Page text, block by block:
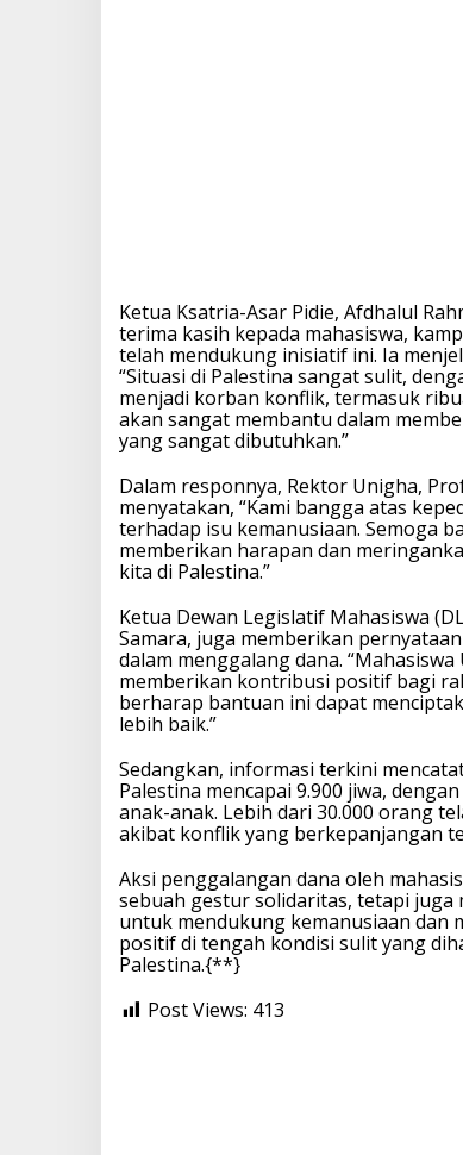
Ketua Ksatria-Asar Pidie, Afdhalul
terima kasih kepada mahasiswa,
telah mendukung inisiatif ini. Ia
“Situasi di Palestina sangat sulit,
menjadi korban konflik, termasuk
akan sangat membantu dalam
yang sangat dibutuhkan.”
Dalam responnya, Rektor Unigha,
menyatakan, “Kami bangga atas
terhadap isu kemanusiaan. Semoga
memberikan harapan dan
kita di Palestina.”
Ketua Dewan Legislatif Mahasiswa
Samara, juga memberikan
dalam menggalang dana.
memberikan kontribusi positif bagi
berharap bantuan ini dapat
lebih baik.”
Sedangkan, informasi terkini
Palestina mencapai 9.900 jiwa,
anak-anak. Lebih dari 30.000 orang
akibat konflik yang berkepanjangan
Aksi penggalangan dana oleh
sebuah gestur solidaritas, tetapi juga
untuk mendukung kemanusiaan dan
positif di tengah kondisi sulit yang
Palestina.{**}
Post Views: 413